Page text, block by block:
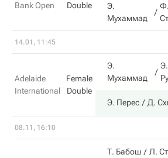
Bank Open
Double
Э.
Мухаммад
Ф.
14.01, 11:45
Adelaide
International
Female
Double
Э.
Мухаммад
Э.
Э. Перес Д.
08.11, 16:10
Т. Бабош Л.